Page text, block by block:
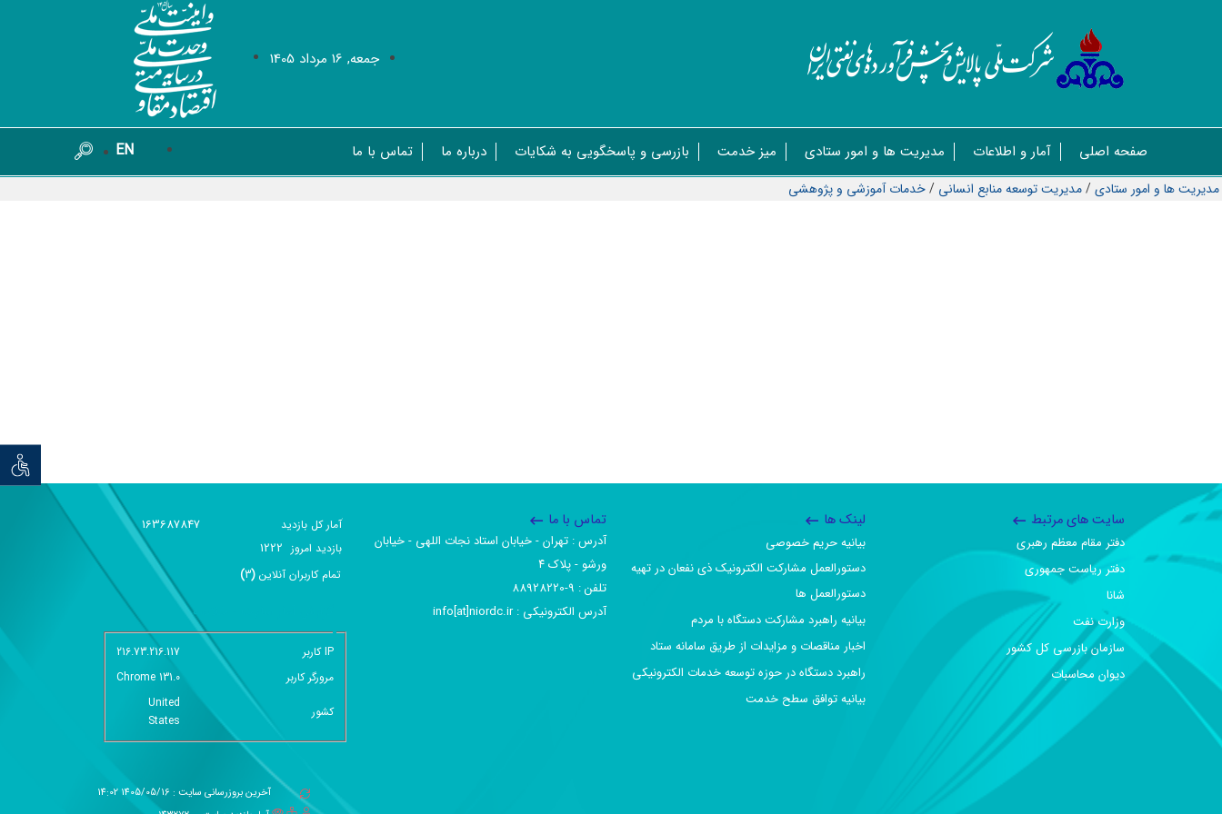
جمعه, 16 مرداد 1405
صفحه اصلی آمار و اطلاعات مدیریت ها و امور ستادی میز خدمت بازرسی و پاسخگویی به شکایات درباره ما تماس با ما EN
توان
مدیریت ها و امور ستادی/مديريت توسعه منابع انسانی /خدمات آموزشی و پژوهشی
سایت های مرتبط
دفتر مقام معظم رهبری
دفتر ریاست جمهوری
شانا
وزارت نفت
سازمان بازرسی کل کشور
دیوان محاسبات
لینک ها
بیانیه حریم خصوصی
دستورالعمل مشارکت الکترونیک ذی نفعان در تهیه
دستورالعمل ها
بیانیه راهبرد مشارکت دستگاه با مردم
اخبار مناقصات و مزایدات از طریق سامانه ستاد
راهبرد دستگاه در حوزه توسعه خدمات الکترونیکی
بیانیه توافق سطح خدمت
تماس با ما
آدرس :‌ تهران - خیابان استاد نجات اللهی - خیابان
ورشو - پلاک ۴
تلفن :‌ 9-88928220
آدرس الکترونیکی :‌ info[at]niordc.ir
آمار کل بازدید 163687847
بازديد امروز 1222
تمام کاربران آنلاين (
3
)
گزارش آمار سایت - خلاصه
IP کاربر
216.73.216.117
مرورگر کاربر
Chrome 131.0
کشور
United
States
آخرین بروزرسانی سایت : 1405/05/16 14:02